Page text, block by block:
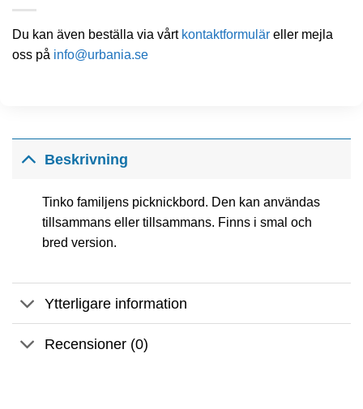
Du kan även beställa via vårt kontaktformulär eller mejla
oss på info@urbania.se
Beskrivning
Tinko familjens picknickbord. Den kan användas
tillsammans eller tillsammans. Finns i smal och
bred version.
Ytterligare information
Recensioner (0)